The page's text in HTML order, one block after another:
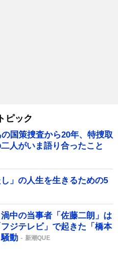
ピック
国策捜査から20年、特捜取
人がいま語り合ったこと
」の人生を生きるための5
渦中の当事者「佐藤二朗」は
ジテレビ」で起きた「橋本
動
新潮QUE